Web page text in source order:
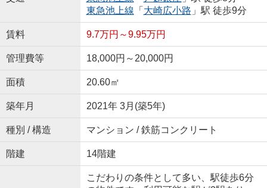
東急池上線 「 大崎広小路 」駅 徒歩9分
賃料 9.7万円～9.95万円
管理費等 18,000円～20,000円
面積 20.60㎡
築年月 2021年 3月(築5年)
種別 / 構造 マンション / 鉄筋コンクリート
階建 14階建
こだわりの条件として多い、駅徒歩6分